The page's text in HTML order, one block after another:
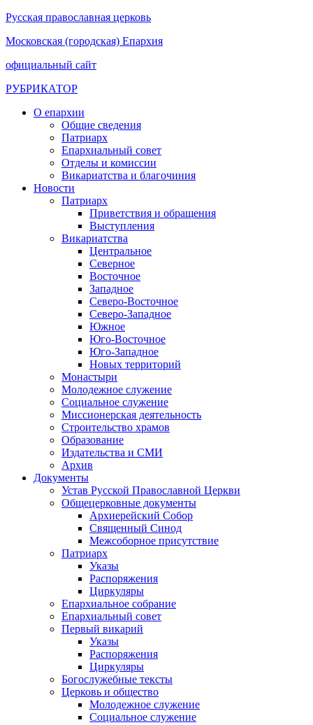
Русская православная церковь
Московская (городская) Епархия
официальный сайт
РУБРИКАТОР
О епархии
Общие сведения
Патриарх
Епархиальный совет
Отделы и комиссии
Викариатства и благочиния
Новости
Патриарх
Приветствия и обращения
Выступления
Викариатства
Центральное
Северное
Восточное
Западное
Северо-Восточное
Северо-Западное
Южное
Юго-Восточное
Юго-Западное
Новых территорий
Монастыри
Молодежное служение
Социальное служение
Миссионерская деятельность
Строительство храмов
Образование
Издательства и СМИ
Архив
Документы
Устав Русской Православной Церкви
Общецерковные документы
Архиерейский Собор
Священный Синод
Межсоборное присутствие
Патриарх
Указы
Распоряжения
Циркуляры
Епархиальное собрание
Епархиальный совет
Первый викарий
Указы
Распоряжения
Циркуляры
Богослужебные тексты
Церковь и общество
Молодежное служение
Социальное служение